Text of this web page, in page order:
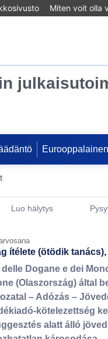
Miten voit olla
Portlet
Luo hälytys
ítélete (ötödik tanács),
Dogane e dei
(Olaszország) által
– Adózás –
alatt álló